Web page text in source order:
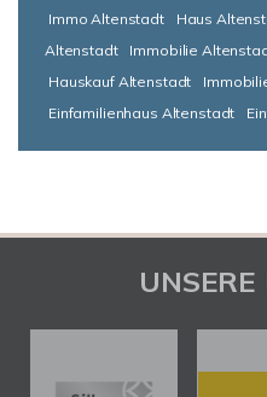
Immo Altenstadt Haus
Altenstadt
Immobilie
Hauskauf Altenstadt
Einfamilienhaus Altenstadt